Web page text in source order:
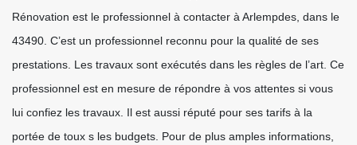
Rénovation est le professionnel à contacter à Arlempdes, dans le
43490. C’est un professionnel reconnu pour la qualité de ses
prestations. Les travaux sont exécutés dans les règles de l’art. Ce
professionnel est en mesure de répondre à vos attentes si vous
lui confiez les travaux. Il est aussi réputé pour ses tarifs à la
portée de toux s les budgets. Pour de plus amples informations,